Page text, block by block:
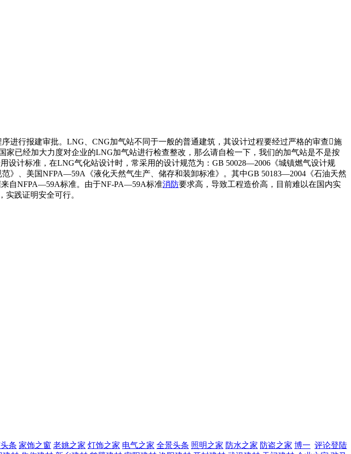
进行报建审批。LNG、CNG加气站不同于一般的普通建筑，其设计过程要经过严格的审查施
已经加大力度对企业的LNG加气站进行检查整改，那么请自检一下，我们的加气站是不是按
计标准，在LNG气化站设计时，常采用的设计规范为：GB 50028—2006《城镇燃气设计规
》、美国NFPA—59A《液化天然气生产、储存和装卸标准》。其中GB 50183—2004《石油天然
自NFPA—59A标准。由于NF-PA—59A标准消防要求高，导致工程造价高，目前难以在国内实
践证明安全可行。
评论登陆
条 家饰之窗 老姚之家 灯饰之家 电气之家 全景头条 照明之家 防水之家 防盗之家 博一